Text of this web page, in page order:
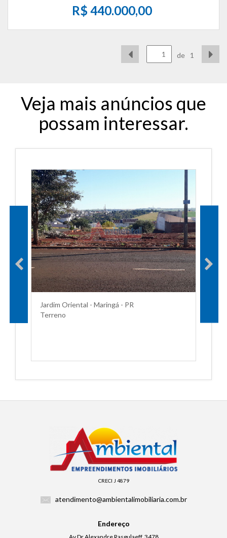
R$ 440.000,00
de 1
Veja mais anúncios que
possam interessar.
Jardim Oriental - Maringá - PR
Terreno
CRECI J 4879
atendimento@ambientalimobiliaria.com.br
Endereço